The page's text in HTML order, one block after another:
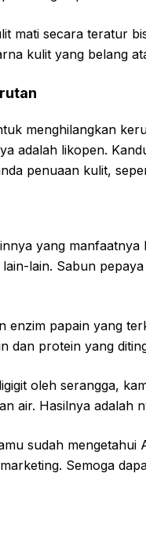
mati secara teratur
kulit yang belang
menghilangkan
adalah likopen.
penuaan kulit,
yang
lain. Sabun
enzim papain yang
dan protein yang
oleh serangga,
air. Hasilnya adalah
sudah
Semoga